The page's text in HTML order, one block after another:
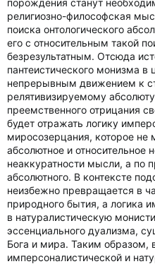
порождения станут
религиозно-философская
поиска онтологического
его с относительным такой
безрезультатным. Отсюда
пантеистического монизма в
непрерывным движением к
релятивизируемому
преемственного отрицания
будет отражать логику
миросозерцания, которое
абсолютное и относительное
неаккуратности мысли, а по
абсолютного. В контексте
неизбежно превращается в
природного бытия, а логика
в натуралистическую
эссенциального дуализма,
Бога и мира. Таким образом,
имперсоналистической и